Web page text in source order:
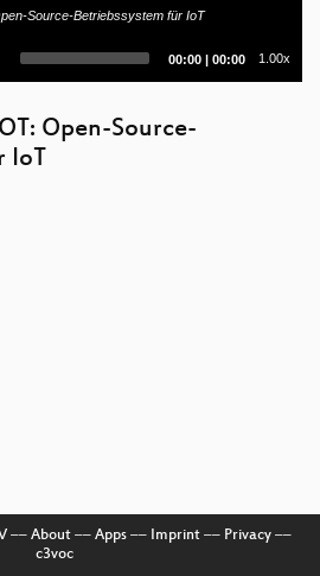
eng überholen
Wahl-o-Mat im Remix
Source-Betriebssystem für IoT
Current
00:00 | Total
00:00 1.00x
Open-Source-
IoT
–– About–– Apps–– Imprint–– Privacy––
c3voc